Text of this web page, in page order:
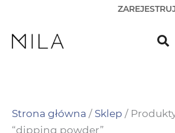
Strona główna / Sklep /
“dipping powder”